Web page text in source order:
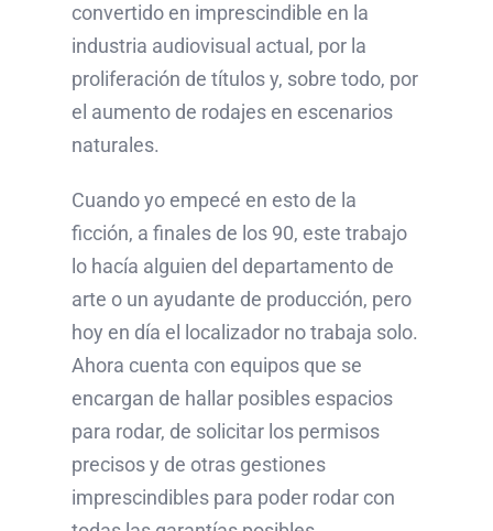
convertido en imprescindible en la
industria audiovisual actual, por la
proliferación de títulos y, sobre todo, por
el aumento de rodajes en escenarios
naturales.
Cuando yo empecé en esto de la
ficción, a finales de los 90, este trabajo
lo hacía alguien del departamento de
arte o un ayudante de producción, pero
hoy en día el localizador no trabaja solo.
Ahora cuenta con equipos que se
encargan de hallar posibles espacios
para rodar, de solicitar los permisos
precisos y de otras gestiones
imprescindibles para poder rodar con